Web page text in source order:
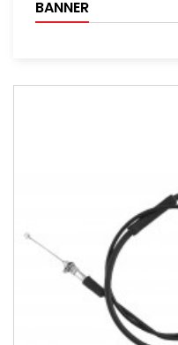
BANNER